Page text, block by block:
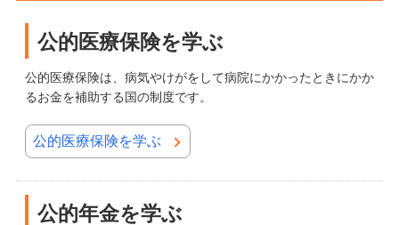
公的医療保険を学ぶ
公的医療保険は、病気やけがをして病院にかかったときにかか
るお金を補助する国の制度です。
公的医療保険を学ぶ
公的年金を学ぶ